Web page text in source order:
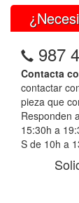
987
Contacta
contactar
pieza que
Responden
15:30h a
S de 10h a